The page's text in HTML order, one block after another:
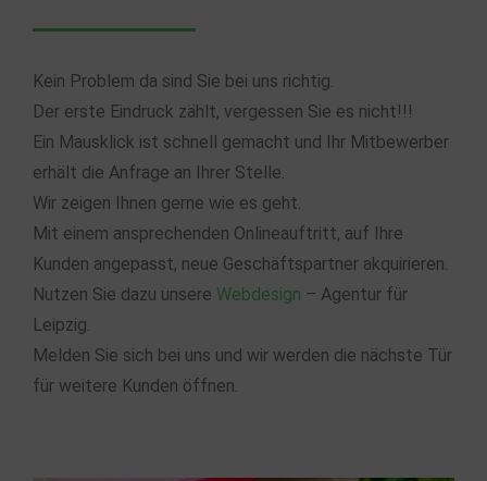
Kein Problem da sind Sie bei uns richtig.
Der erste Eindruck zählt, vergessen Sie es nicht!!!
Ein Mausklick ist schnell gemacht und Ihr Mitbewerber
erhält die Anfrage an Ihrer Stelle.
Wir zeigen Ihnen gerne wie es geht.
Mit einem ansprechenden Onlineauftritt, auf Ihre
Kunden angepasst, neue Geschäftspartner akquirieren.
Nutzen Sie dazu unsere Webdesign – Agentur für
Leipzig.
Melden Sie sich bei uns und wir werden die nächste Tür
für weitere Kunden öffnen.